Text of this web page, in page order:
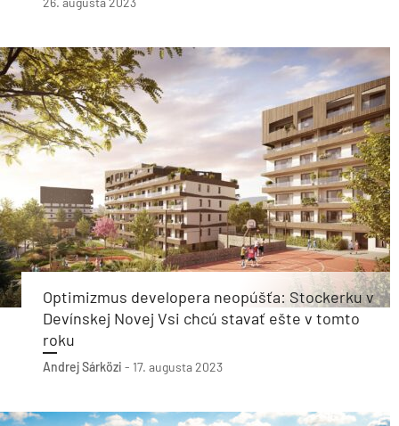
Optimizmus developera neopúšťa: Stockerku v
Devínskej Novej Vsi chcú stavať ešte v tomto
roku
Andrej Sárközi - 17. augusta 2023